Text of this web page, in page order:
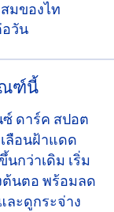
มของไท
วัน
ณฑ์นี้
ดาร์ค สปอต
ลือนฝ้าแดด
กว่าเดิม เริ่ม
ต้นตอ พร้อมลด
ละดูกระจ่าง